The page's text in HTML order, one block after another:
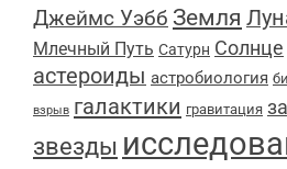
Джеймс Уэбб Земля
Млечный Путь Сатурн Солнце
астероиды астробиология
взрыв галактики гравитация
звезды